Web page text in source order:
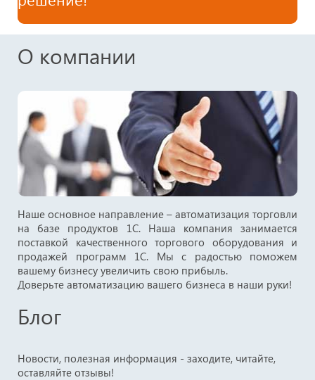
О компании
Наше основное направление – автоматизация торговли
на базе продуктов 1С. Наша компания занимается
поставкой качественного торгового оборудования и
продажей программ 1С. Мы с радостью поможем
вашему бизнесу увеличить свою прибыль.
Доверьте автоматизацию вашего бизнеса в наши руки!
Блог
Новости, полезная информация - заходите, читайте,
оставляйте отзывы!